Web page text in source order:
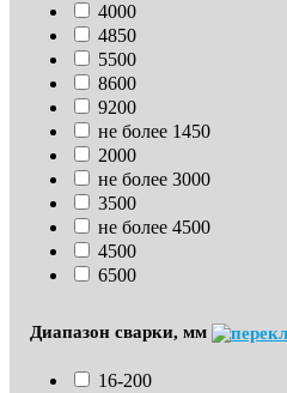
4000
4850
5500
8600
9200
не более 1450
2000
не более 3000
3500
не более 4500
4500
6500
Диапазон сварки, мм
16-200